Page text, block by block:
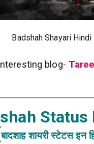
Badshah Shayari Hindi
blog-
Status
बादशाह शायरी स्टेटस इन